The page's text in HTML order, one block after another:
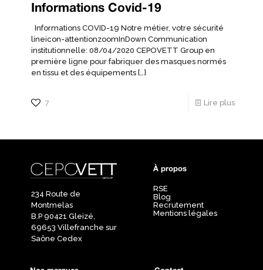
Informations Covid-19
Informations COVID-19 Notre métier, votre sécurité
lineicon-attentionzoomInDown Communication
institutionnelle: 08/04/2020 CEPOVETT Group en
première ligne pour fabriquer des masques normés
en tissu et des équipements […]
7 Lire plus
234 Route de
Montmelas
B.P 90421 Gleizé,
69653 Villefranche sur
Saône Cedex
À propos
RSE
Blog
Recrutement
Mentions légales